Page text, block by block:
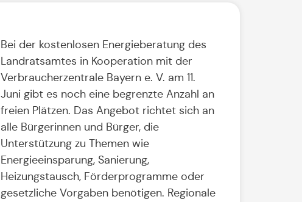
Bei der kostenlosen Energieberatung des
Landratsamtes in Kooperation mit der
Verbraucherzentrale Bayern e. V. am 11.
Juni gibt es noch eine begrenzte Anzahl an
freien Plätzen. Das Angebot richtet sich an
alle Bürgerinnen und Bürger, die
Unterstützung zu Themen wie
Energieeinsparung, Sanierung,
Heizungstausch, Förderprogramme oder
gesetzliche Vorgaben benötigen. Regionale